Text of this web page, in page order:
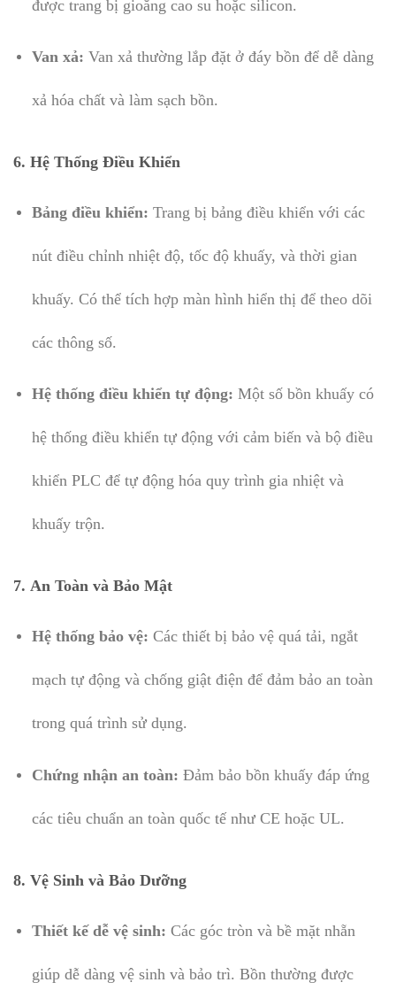
được trang bị gioăng cao su hoặc silicon.
Van xả: Van xả thường lắp đặt ở đáy bồn để dễ dàng
xả hóa chất và làm sạch bồn.
6. Hệ Thống Điều Khiển
Bảng điều khiển: Trang bị bảng điều khiển với các
nút điều chỉnh nhiệt độ, tốc độ khuấy, và thời gian
khuấy. Có thể tích hợp màn hình hiển thị để theo dõi
các thông số.
Hệ thống điều khiển tự động: Một số bồn khuấy có
hệ thống điều khiển tự động với cảm biến và bộ điều
khiển PLC để tự động hóa quy trình gia nhiệt và
khuấy trộn.
7. An Toàn và Bảo Mật
Hệ thống bảo vệ: Các thiết bị bảo vệ quá tải, ngắt
mạch tự động và chống giật điện để đảm bảo an toàn
trong quá trình sử dụng.
Chứng nhận an toàn: Đảm bảo bồn khuấy đáp ứng
các tiêu chuẩn an toàn quốc tế như CE hoặc UL.
8. Vệ Sinh và Bảo Dưỡng
Thiết kế dễ vệ sinh: Các góc tròn và bề mặt nhẵn
giúp dễ dàng vệ sinh và bảo trì. Bồn thường được